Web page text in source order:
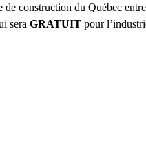
construction du Québec
sera GRATUIT pour